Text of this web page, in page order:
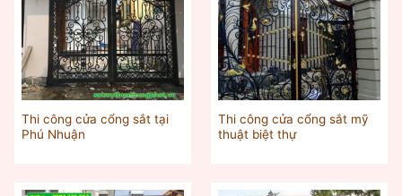
Thi công cửa cổng sắt tại
Phú Nhuận
Thi công cửa cổng sắt mỹ
thuật biệt thự